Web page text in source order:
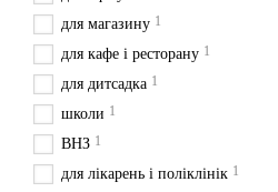
для магазину 1
для кафе і ресторану 1
для дитсадка 1
школи 1
ВНЗ 1
для лікарень і поліклінік 1